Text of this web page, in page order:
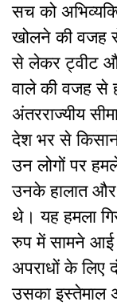
सच को
खोलने की वजह
से लेकर ट्वीट
वाले की वजह से
अंतरराज्यीय
देश भर से
उन लोगों पर
उनके हालात और
थे। यह हमला
रुप में सामने आई।
अपराधों के लिए
उसका इस्तेमाल